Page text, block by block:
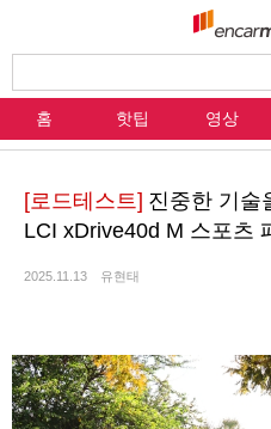
홈 핫팁 영상
[로드테스트] 진중한 기술
LCI xDrive40d M 스포츠
2025.11.13 유현태